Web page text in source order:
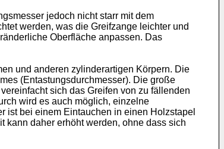
jedoch nicht starr mit dem
werden, was die Greifzange leichter und
Oberfläche anpassen. Das
und anderen zylinderartigen Körpern. Die
(Entastungsdurchmesser). Die große
sich das Greifen von zu fällenden
wird es auch möglich, einzelne
ist bei einem Eintauchen in einen Holzstapel
kann daher erhöht werden, ohne dass sich